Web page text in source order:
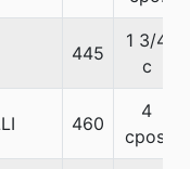
445
1 3/4
c
460
4
cpos.